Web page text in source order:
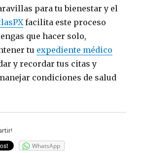
para tu bienestar y el
facilita este proceso
que hacer solo,
tu expediente médico
y recordar tus citas y
condiciones de salud
WhatsApp